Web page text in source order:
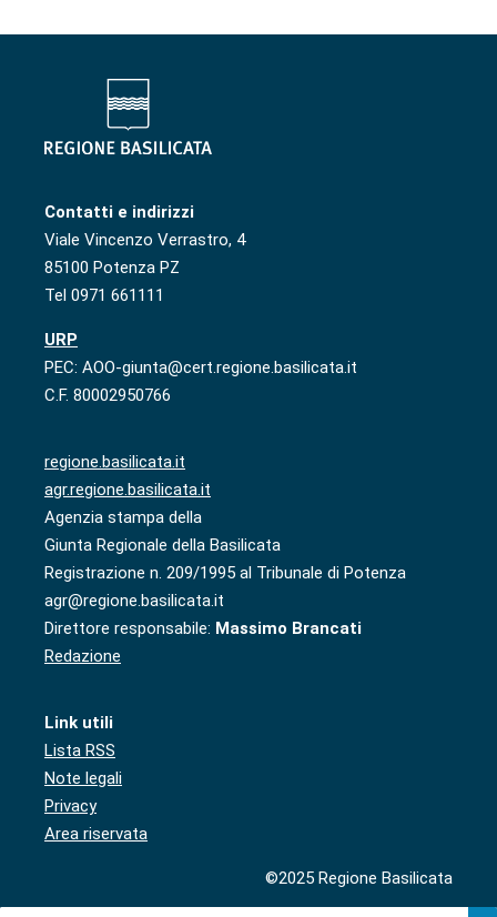
Contatti e indirizzi
Viale Vincenzo Verrastro, 4
85100 Potenza PZ
Tel 0971 661111
URP
PEC: AOO-giunta@cert.regione.basilicata.it
C.F. 80002950766
regione.basilicata.it
agr.regione.basilicata.it
Agenzia stampa della
Giunta Regionale della Basilicata
Registrazione n. 209/1995 al Tribunale di Potenza
agr@regione.basilicata.it
Direttore responsabile: Massimo Brancati
Redazione
Link utili
Lista RSS
Note legali
Privacy
Area riservata
©2025 Regione Basilicata